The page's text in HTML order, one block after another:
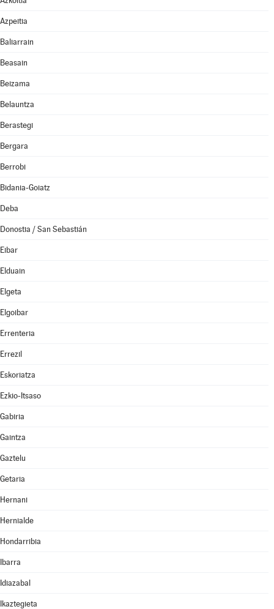
Azpeitia
Baliarrain
Beasain
Beizama
Belauntza
Berastegi
Bergara
Berrobi
Bidania-Goiatz
Deba
Donostia / San Sebastián
Eibar
Elduain
Elgeta
Elgoibar
Errenteria
Errezil
Eskoriatza
Ezkio-Itsaso
Gabiria
Gaintza
Gaztelu
Getaria
Hernani
Hernialde
Hondarribia
Ibarra
Idiazabal
Ikaztegieta